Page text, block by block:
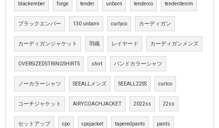
blackember forge tender unborn tenderco tenderdenim
ブラックエンバー 130 unborn curlyco カーディガン
カーディガンジャケット 羽織 レイヤード カーディガンメンズ
OVERSIZEDSTRINGSHIRTS shirt バンドカラーシャツ
ノーカラーシャツ SEEALLメンズ SEEALL22SS curlco
コーチジャケット AIRYCOACHJACKET 2022ss 22ss
セットアップ cpo cpojacket taperedpants pants